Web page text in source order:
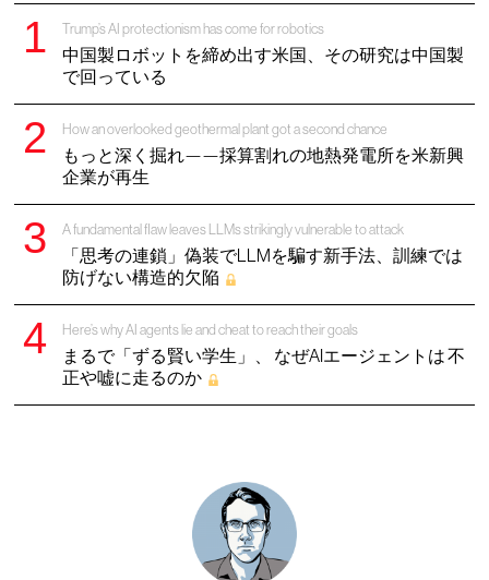
Trump’s AI protectionism has come for robotics
中国製ロボットを締め出す米国、その研究は中国製
で回っている
How an overlooked geothermal plant got a second chance
もっと深く掘れ——採算割れの地熱発電所を米新興
企業が再生
A fundamental flaw leaves LLMs strikingly vulnerable to attack
「思考の連鎖」偽装でLLMを騙す新手法、訓練では
防げない構造的欠陥
Here’s why AI agents lie and cheat to reach their goals
まるで「ずる賢い学生」、 なぜAIエージェントは 不
正や嘘に走るのか